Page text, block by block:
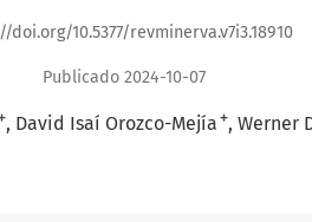
doi.org/10.5377/revminerva.v7i3.18910
Publicado 2024-10-07
David Isaí Orozco-Mejía + Werner